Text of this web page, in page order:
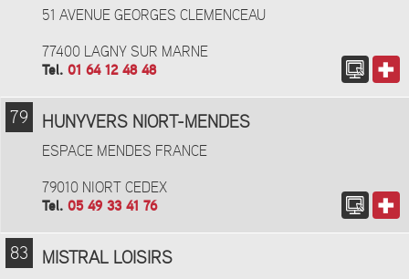
51 AVENUE GEORGES CLEMENCEAU
77400 LAGNY SUR MARNE
Tel. 01 64 12 48 48
79 HUNYVERS NIORT-MENDES
ESPACE MENDES FRANCE
79010 NIORT CEDEX
Tel. 05 49 33 41 76
83 MISTRAL LOISIRS